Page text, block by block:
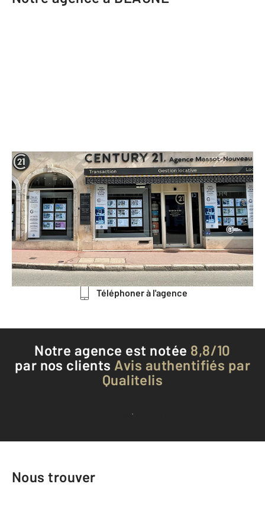
CENTURY 21 Agence Massot-
Nouveau
11-13 rue du Faubourg Madeleine
BEAUNE - 21200
Envoyer un message
Téléphoner à l'agence
Notre agence est notée 8,8/10
par nos clients Avis authentifiés par
Qualitelis
Voir tous les avis clients
Nous trouver